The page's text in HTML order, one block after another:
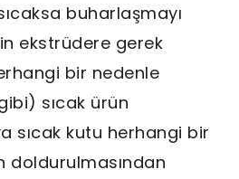
buharlaşmayı
ekstrüdere gerek
bir nedenle
sıcak ürün
sıcak kutu herhangi bir
doldurulmasından